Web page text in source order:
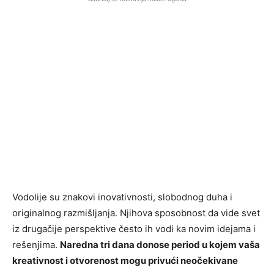
Vodolije su znakovi inovativnosti, slobodnog duha i
originalnog razmišljanja. Njihova sposobnost da vide svet
iz drugačije perspektive često ih vodi ka novim idejama i
rešenjima. Naredna tri dana donose period u kojem vaša
kreativnost i otvorenost mogu privući neočekivane